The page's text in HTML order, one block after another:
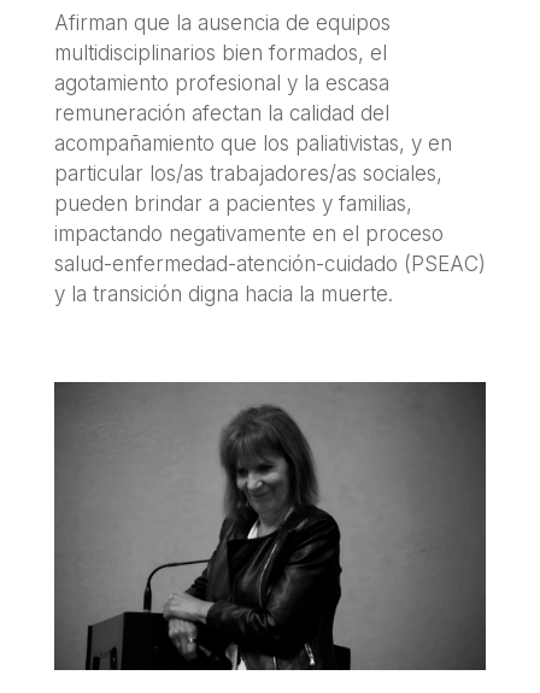
Afirman que la ausencia de equipos
multidisciplinarios bien formados, el
agotamiento profesional y la escasa
remuneración afectan la calidad del
acompañamiento que los paliativistas, y en
particular los/as trabajadores/as sociales,
pueden brindar a pacientes y familias,
impactando negativamente en el proceso
salud-enfermedad-atención-cuidado (PSEAC)
y la transición digna hacia la muerte.